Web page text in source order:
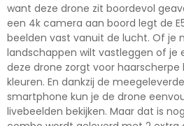
want deze drone zit boordevol
een 4k camera aan boord legt de
beelden vast vanuit de lucht. Of je
landschappen wilt vastleggen of je
deze drone zorgt voor
kleuren. En dankzij de
smartphone kun je de drone
livebeelden bekijken. Maar dat is